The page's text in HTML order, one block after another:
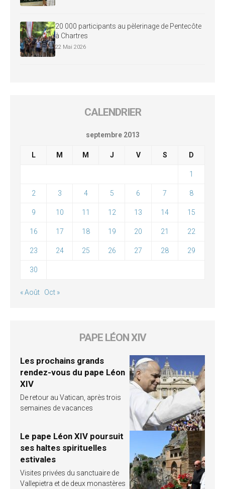
20 000 participants au pèlerinage de Pentecôte
à Chartres
22 Mai 2026
CALENDRIER
septembre 2013
L M M J V S D
1
2 3 4 5 6 7 8
9 10 11 12 13 14 15
16 17 18 19 20 21 22
23 24 25 26 27 28 29
30
« Août Oct »
PAPE LÉON XIV
Les prochains grands
rendez-vous du pape Léon
XIV
De retour au Vatican, après trois
semaines de vacances
Le pape Léon XIV poursuit
ses haltes spirituelles
estivales
Visites privées du sanctuaire de
Vallepietra et de deux monastères